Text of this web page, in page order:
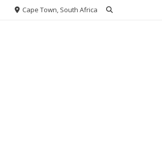
Cape Town, South Africa